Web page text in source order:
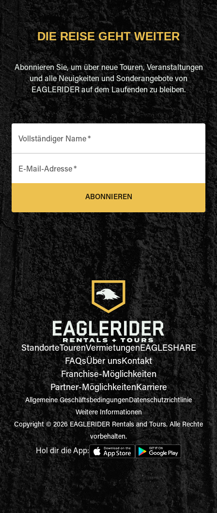
DIE REISE GEHT WEITER
Abonnieren Sie, um über neue Touren, Veranstaltungen
und alle Neuigkeiten und Sonderangebote von
EAGLERIDER auf dem Laufenden zu bleiben.
Vollständiger Name*
E-Mail-Adresse*
ABONNIEREN
StandorteTourenVermietungenEAGLESHARE
FAQsÜber unsKontakt
Franchise-Möglichkeiten
Partner-MöglichkeitenKarriere
Allgemeine GeschäftsbedingungenDatenschutzrichtlinie
Weitere Informationen
Copyright © 2026 EAGLERIDER Rentals and Tours. Alle Rechte
vorbehalten.
Hol dir die App: